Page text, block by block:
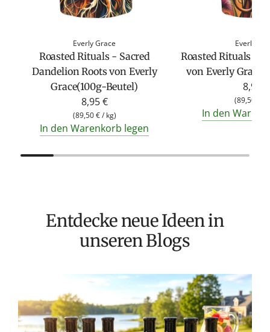
Everly Grace
Roasted Rituals - Sacred
Dandelion Roots von Everly
Grace(100g-Beutel)
8,95 €
(89,50 €/ kg)
In den Warenkorb legen
Everly
Roasted Rituals -
von Everly Grace
8,95 €
(89,50 €
In den
Entdecke neue Ideen in
unseren Blogs